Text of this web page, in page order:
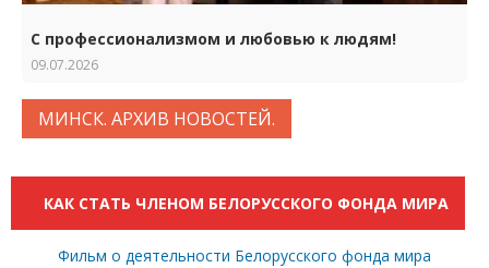
С профессионализмом и любовью к людям!
09.07.2026
МИНСК. АРХИВ НОВОСТЕЙ.
КАК СТАТЬ ЧЛЕНОМ БЕЛОРУССКОГО ФОНДА МИРА
Фильм о деятельности Белорусского фонда мира